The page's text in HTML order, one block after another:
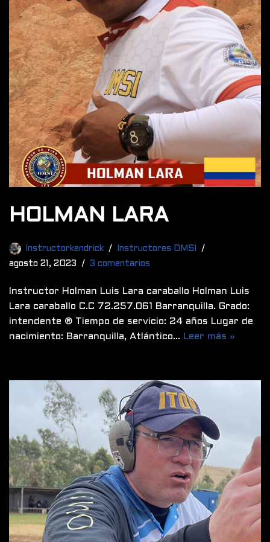
HOLMAN LARA
Instructorkendrick
Instructores OMSI
agosto 21, 2023
3 comentarios
Instructor Holman Luis Lara caraballo Holman Luis
Lara caraballo C.C 72.257.061 Barranquilla. Grado:
intendente ®️ Tiempo de servicio: 24 años Lugar de
nacimiento: Barranquilla, Atlántico… Leer más »